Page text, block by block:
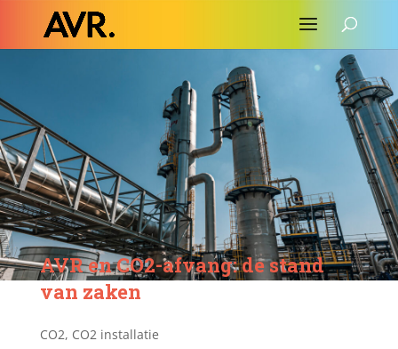
AVR en CO2-afvang: de stand
van zaken
CO2, CO2 installatie